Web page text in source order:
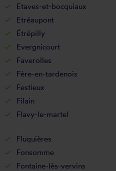
Etaves-et-bocquiaux
Etréaupont
Étrépilly
Evergnicourt
Faverolles
Fère-en-tardenois
Festieux
Filain
Flavy-le-martel
Fluquières
Fonsomme
Fontaine-lès-vervins